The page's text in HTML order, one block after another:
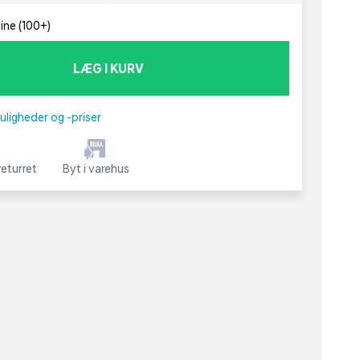
(100+)
LÆG I KURV
og -priser
Byt i varehus